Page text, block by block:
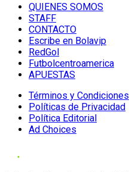
QUIENES SOMOS
STAFF
CONTACTO
Escribe en Bolavip
RedGol
Futbolcentroamerica
APUESTAS
Términos y Condiciones
Políticas de Privacidad
Política Editorial
Ad Choices